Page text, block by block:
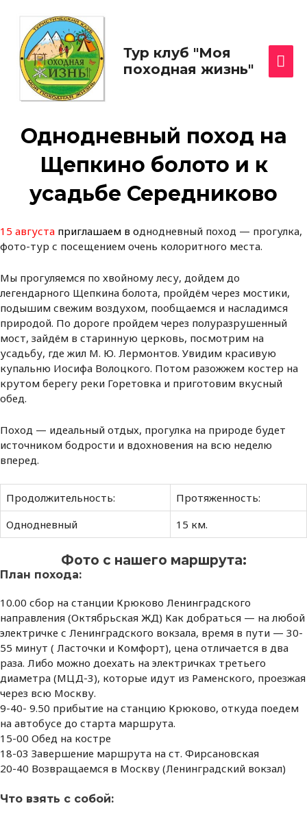
содержимому
Тур клуб "Моя
походная жизнь"
Однодневный поход на
Щепкино болото и к
усадьбе Середниково
15 августа приглашаем в однодневный поход — прогулка,
фото-тур с посещением очень колоритного места.
Мы прогуляемся по хвойному лесу, дойдем до
легендарного Щепкина болота, пройдём через мостики,
подышим свежим воздухом, пообщаемся и насладимся
природой. По дороге пройдем через полуразрушенный
мост, зайдём в старинную церковь, посмотрим на
усадьбу, где жил М. Ю. Лермонтов. Увидим красивую
купальню Иосифа Волоцкого. Потом разожжем костер на
крутом берегу реки Горетовка и приготовим вкусный
обед.
Поход — идеальный отдых, прогулка на природе будет
источником бодрости и вдохновения на всю неделю
вперед.
Продолжительность:
Протяженность:
Однодневный
15 км.
Фото с нашего маршрута:
План похода:
10.00 сбор на станции Крюково Ленинградского
направления (Октябрьская ЖД) Как добраться — на любой
электричке с Ленинградского вокзала, время в пути — 30-
55 минут ( Ласточки и Комфорт), цена отличается в два
раза. Либо можно доехать на электричках третьего
диаметра (МЦД-3), которые идут из Раменского, проезжая
через всю Москву.
9-40- 9.50 прибытие на станцию Крюково, откуда поедем
на автобусе до старта маршрута.
15-00 Обед на костре
18-03 Завершение маршрута на ст. Фирсановская
20-40 Возвращаемся в Москву (Ленинградский вокзал)
Что взять с собой: